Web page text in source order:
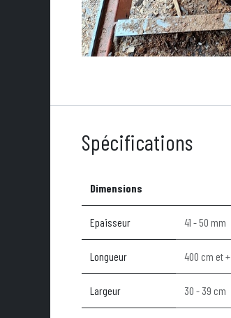
Spécifications
Dimensions
Epaisseur 41 - 50 mm
Longueur 400 cm et +
Largeur 30 - 39 cm